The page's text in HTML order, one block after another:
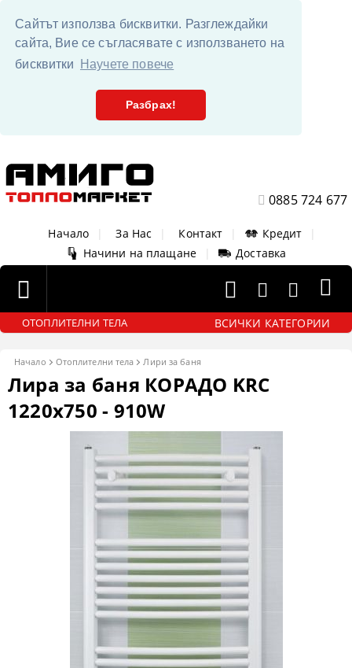
Сайтът използва бисквитки. Разглеждайки
сайта, Вие се съгласявате с използването на
бисквитки
Научете повече
Разбрах!
0885 724 677
Начало За Нас Контакт Кредит
Начини на плащане
Доставка
ОТОПЛИТЕЛНИ ТЕЛА ВСИЧКИ КАТЕГОРИИ
Начало Отоплителни тела Лири за баня
Лира за баня КОРАДО KRC
1220x750 - 910W